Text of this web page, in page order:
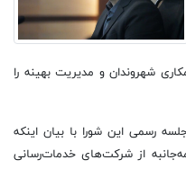
شهروندان و مدیریت بهینه را
رسمی این شورا با بیان اینکه
از شرکت‌های خدمات‌رسانی‌